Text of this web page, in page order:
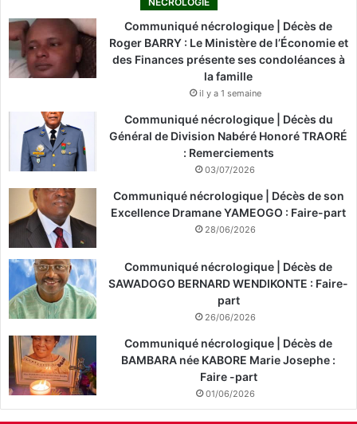
Communiqué nécrologique | Décès de
Roger BARRY : Le Ministère de l’Économie et
des Finances présente ses condoléances à
la famille
il y a 1 semaine
Communiqué nécrologique | Décès du
Général de Division Nabéré Honoré TRAORÉ
: Remerciements
03/07/2026
Communiqué nécrologique | Décès de son
Excellence Dramane YAMEOGO : Faire-part
28/06/2026
Communiqué nécrologique | Décès de
SAWADOGO BERNARD WENDIKONTE : Faire-
part
26/06/2026
Communiqué nécrologique | Décès de
BAMBARA née KABORE Marie Josephe :
Faire -part
01/06/2026